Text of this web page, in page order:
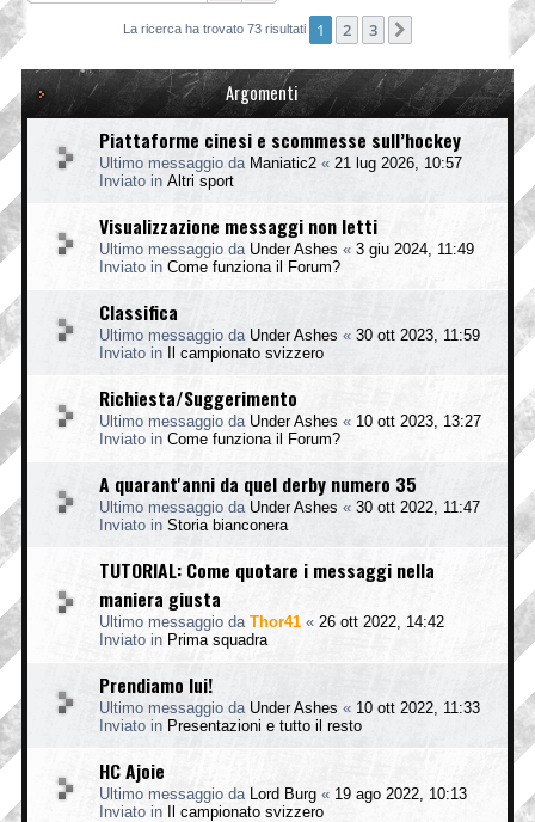
La ricerca ha trovato 73 risultati 1 2 3
Argomenti
Piattaforme cinesi e scommesse sull’hockey
Ultimo messaggio da Maniatic2 « 21 lug 2026, 10:57
Inviato in Altri sport
Visualizzazione messaggi non letti
Ultimo messaggio da Under Ashes « 3 giu 2024, 11:49
Inviato in Come funziona il Forum?
Classifica
Ultimo messaggio da Under Ashes « 30 ott 2023, 11:59
Inviato in
Il campionato svizzero
Richiesta/Suggerimento
Ultimo messaggio da Under Ashes « 10 ott 2023, 13:27
Inviato in Come funziona il Forum?
A quarant'anni da quel derby numero 35
Ultimo messaggio da Under Ashes « 30 ott 2022, 11:47
Inviato in Storia bianconera
TUTORIAL: Come quotare i messaggi nella
maniera giusta
Ultimo messaggio da Thor41 « 26 ott 2022, 14:42
Inviato in Prima squadra
Prendiamo lui!
Ultimo messaggio da Under Ashes « 10 ott 2022, 11:33
Inviato in Presentazioni e tutto il resto
HC Ajoie
Ultimo messaggio da Lord Burg « 19 ago 2022, 10:13
Inviato in
Il campionato svizzero